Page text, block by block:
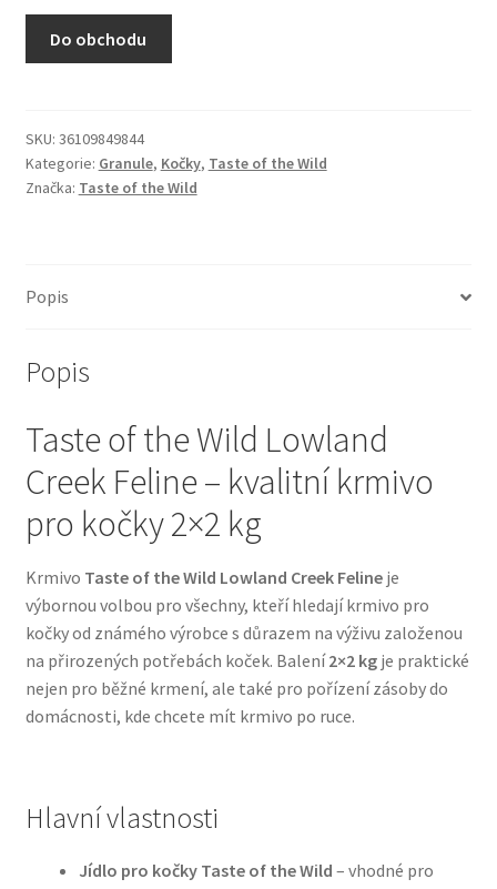
N&D Farmina pro kočky — Italské holistic krmivo
Pamlsky pro kočky
Purizon pro kočky
Veterinární dieta pro kočky
Vše pro psy — Krmivo, doplňky, vybavení
Boudy a výběhy
Bozita pro psy — Švédské krmivo s nordickou kvalitou
Brit pro psy
Granule pro psy
Natural Trainer pro psy — Italské krmivo s
Happy Dog — Německá kvalita a přirozené složení
Hill’s pro psy
Do obchodu
SKU: 36109849844
Kategorie: Granule, Kočky, Taste of the Wild
Značka: Taste of the Wild
Popis
Popis
Taste of the Wild Lowland
Creek Feline – kvalitní krmivo
pro kočky 2×2 kg
Krmivo Taste of the Wild Lowland Creek Felineje
výbornou volbou pro všechny, kteří hledají krmivo pro
kočky od známého výrobce s důrazem na výživu založenou
na přirozených potřebách koček. Balení2×2 kgje praktické
nejen pro běžné krmení, ale také pro pořízení zásoby do
domácnosti, kde chcete mít krmivo po ruce.
Hlavní vlastnosti
Jídlo pro kočky Taste of the Wild – vhodné pro